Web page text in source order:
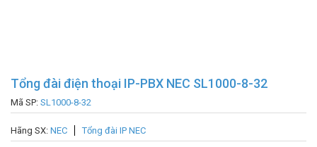
Tổng đài điện thoại IP-PBX NEC SL1000-8-32
Mã SP: SL1000-8-32
Hãng SX: NEC Tổng đài IP NEC